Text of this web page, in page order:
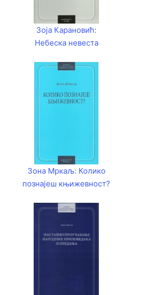
Зоја Карановић:
Небеска невеста
Зона Мркаљ: Колико
познајеш књижевност?